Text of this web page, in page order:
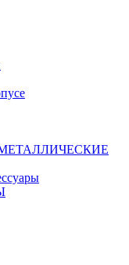
- МЕТАЛЛИЧЕСКИЕ